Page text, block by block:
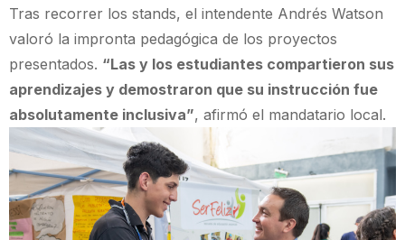
Tras recorrer los stands, el intendente Andrés Watson
valoró la impronta pedagógica de los proyectos
presentados. “Las y los estudiantes compartieron sus
aprendizajes y demostraron que su instrucción fue
absolutamente inclusiva”, afirmó el mandatario local.